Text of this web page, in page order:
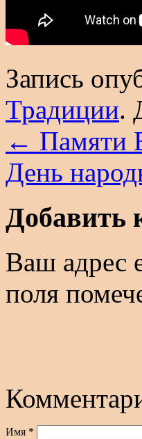
Запись
Традиции.
← Памяти
День
Добавить
Ваш адрес
поля
Имя *